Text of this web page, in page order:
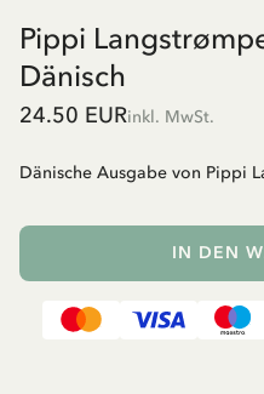
Pippi
Dänisch
24.50 EURinkl. MwSt.
Dänische Ausgabe von Pippi
IN DEN